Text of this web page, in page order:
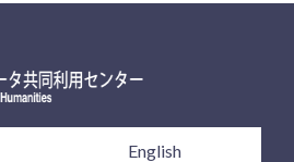
English